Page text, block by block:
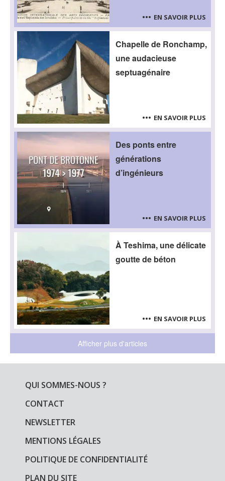
EN SAVOIR PLUS
Chapelle de Ronchamp,
une audacieuse
septuagénaire
EN SAVOIR PLUS
Des ponts entre
générations
d’ingénieurs
EN SAVOIR PLUS
À Teshima, une délicate
goutte de béton
EN SAVOIR PLUS
Afficher plus d'articles
QUI SOMMES-NOUS ?
CONTACT
NEWSLETTER
MENTIONS LÉGALES
POLITIQUE DE CONFIDENTIALITÉ
PLAN DU SITE